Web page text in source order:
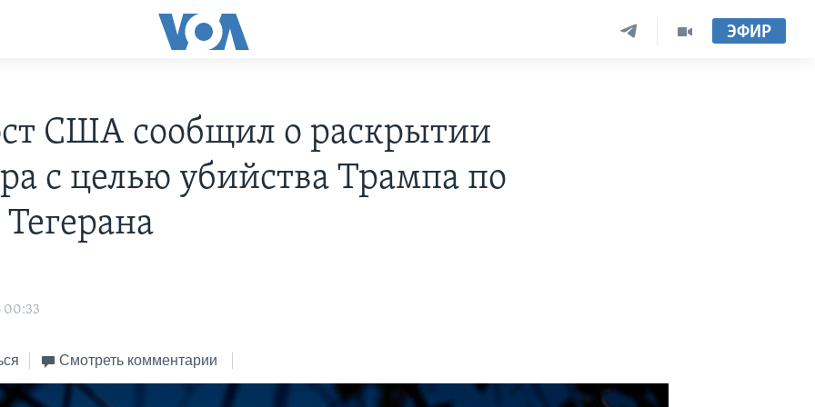
ЭФИР
США сообщил о раскрытии
с целью убийства Трампа по
Тегерана
00:33
Смотреть комментарии